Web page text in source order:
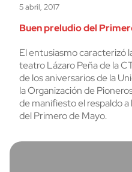
5 abril, 2017
Buen preludio del
El entusiasmo caracterizó
teatro Lázaro Peña de la
de los aniversarios de la
la Organización de
de manifiesto el respaldo
del Primero de Mayo.